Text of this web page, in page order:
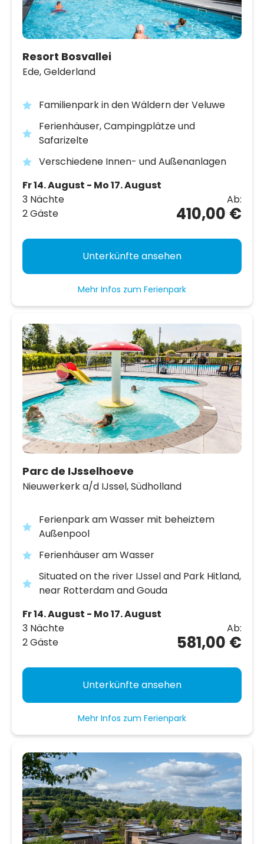
Resort Bosvallei
Ede,Gelderland
Familienpark in den Wäldern der Veluwe
Ferienhäuser, Campingplätze und
Safarizelte
Verschiedene Innen- und Außenanlagen
Fr 14. August - Mo 17. August
3 Nächte
2 Gäste
Ab:
410,00 €
Unterkünfte ansehen
Mehr Infos zum Ferienpark
Parc de IJsselhoeve
Nieuwerkerk a/d IJssel,Südholland
Ferienpark am Wasser mit beheiztem
Außenpool
Ferienhäuser am Wasser
Situated on the river IJssel and Park Hitland,
near Rotterdam and Gouda
Fr 14. August - Mo 17. August
3 Nächte
2 Gäste
Ab:
581,00 €
Unterkünfte ansehen
Mehr Infos zum Ferienpark